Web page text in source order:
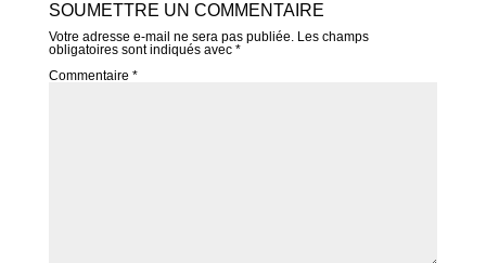
SOUMETTRE UN COMMENTAIRE
Votre adresse e-mail ne sera pas publiée. Les champs
obligatoires sont indiqués avec *
Commentaire *